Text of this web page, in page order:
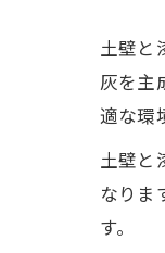
土壁と
灰を主
適な環
土壁と
なりま
す。